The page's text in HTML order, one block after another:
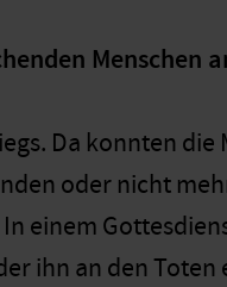
Menschen
Da konnten die
oder nicht
einem
ihn an den Toten